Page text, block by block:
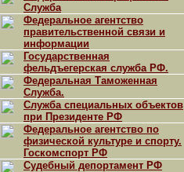
Служба
Федеральное агентство
правительственной связи и
информации
Государственная
фельдъегерская служба РФ.
Федеральная Таможенная
Служба.
Служба специальных объектов
при Президенте РФ
Федеральное агентство по
физической культуре и спорту.
Госкомспорт РФ
Судебный депортамент РФ